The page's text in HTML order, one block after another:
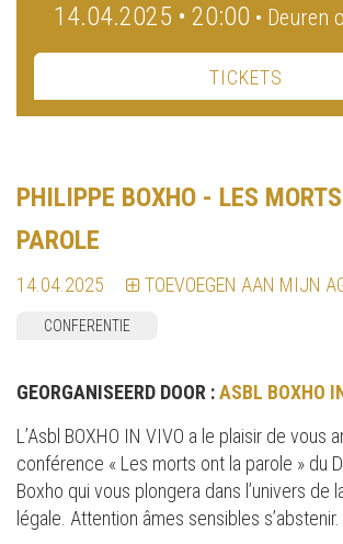
14.04.2025 • 20:00 • Deuren
TICKETS
PHILIPPE BOXHO - LES
PAROLE
14.04.2025 TOEVOEGEN AAN MIJN
CONFERENTIE
GEORGANISEERD DOOR :ASBL BOXHO
L’Asbl BOXHO IN VIVO a le plaisir de vous
conférence « Les morts ont la parole » du
Boxho qui vous plongera dans l’univers de
légale. Attention âmes sensibles s’abstenir.